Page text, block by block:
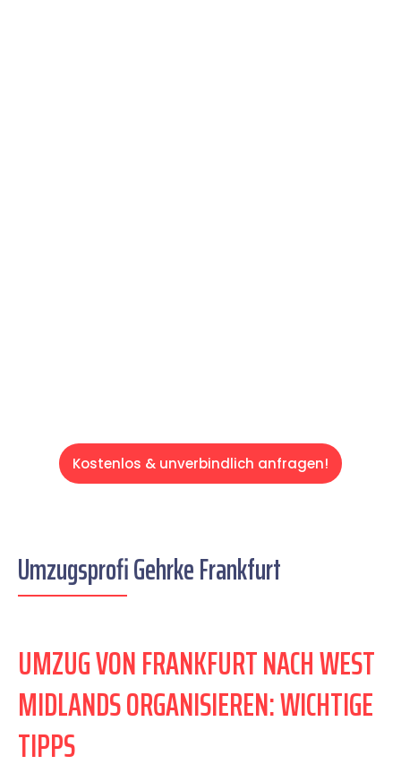
Kostenlos & unverbindlich anfragen!
Umzugsprofi Gehrke Frankfurt
UMZUG VON FRANKFURT NACH WEST
MIDLANDS ORGANISIEREN: WICHTIGE
TIPPS